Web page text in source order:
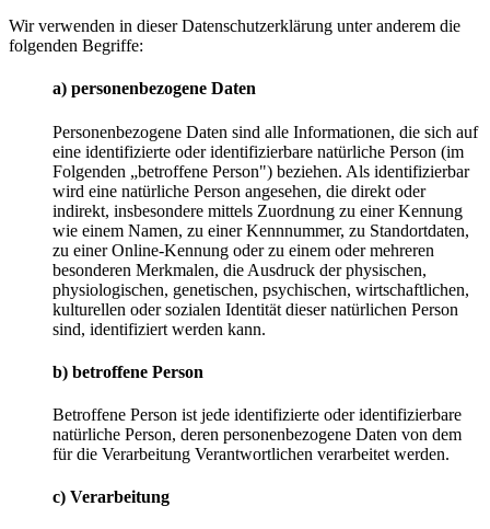
Wir verwenden in dieser Datenschutzerklärung unter anderem die
folgenden Begriffe:
a) personenbezogene Daten
Personenbezogene Daten sind alle Informationen, die sich auf
eine identifizierte oder identifizierbare natürliche Person (im
Folgenden „betroffene Person") beziehen. Als identifizierbar
wird eine natürliche Person angesehen, die direkt oder
indirekt, insbesondere mittels Zuordnung zu einer Kennung
wie einem Namen, zu einer Kennnummer, zu Standortdaten,
zu einer Online-Kennung oder zu einem oder mehreren
besonderen Merkmalen, die Ausdruck der physischen,
physiologischen, genetischen, psychischen, wirtschaftlichen,
kulturellen oder sozialen Identität dieser natürlichen Person
sind, identifiziert werden kann.
b) betroffene Person
Betroffene Person ist jede identifizierte oder identifizierbare
natürliche Person, deren personenbezogene Daten von dem
für die Verarbeitung Verantwortlichen verarbeitet werden.
c) Verarbeitung